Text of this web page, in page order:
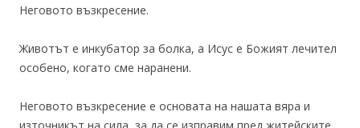
Неговото възкресение.
Животът е инкубатор за болка, а Исус е Божият лечител
особено, когато сме наранени.
Неговото възкресение е основата на нашата вяра и